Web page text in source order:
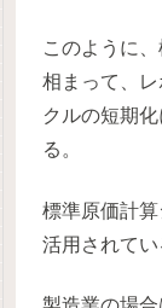
このように
相まって、
クルの短期
る。
標準原価計
活用されてい